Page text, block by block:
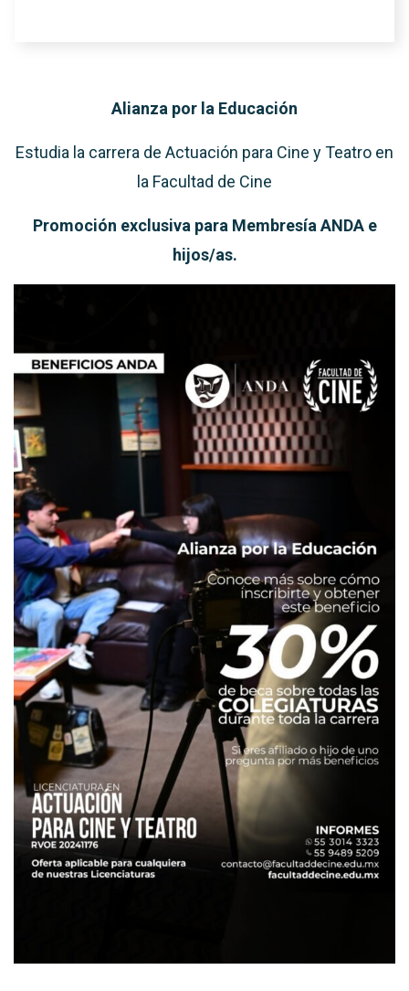
Alianza por la Educación
Estudia la carrera de Actuación para Cine y Teatro en
la Facultad de Cine
Promoción exclusiva para Membresía ANDA e
hijos/as.